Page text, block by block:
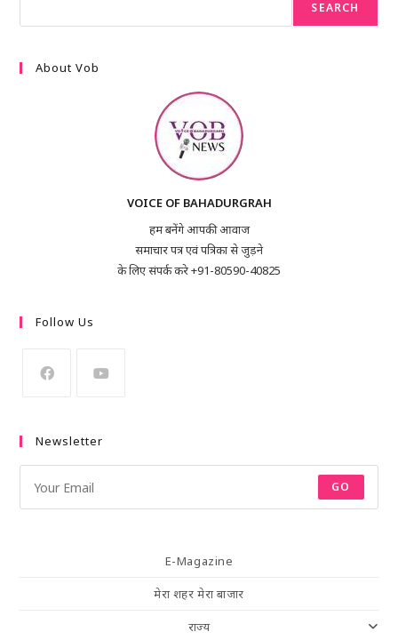
SEARCH
About Vob
VOICE OF BAHADURGRAH
हम बनेंगे आपकी आवाज
समाचार पत्र एवं पत्रिका से जुड़ने
के लिए संपर्क करे +91-80590-40825
Follow Us
Newsletter
GO
E-Magazine
मेरा शहर मेरा बाजार
राज्य